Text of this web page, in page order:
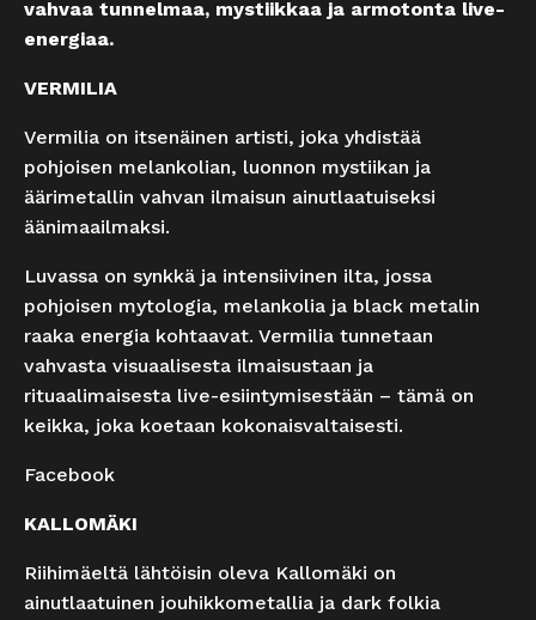
vahvaa tunnelmaa, mystiikkaa ja armotonta live-
energiaa.
VERMILIA
Vermilia on itsenäinen artisti, joka yhdistää
pohjoisen melankolian, luonnon mystiikan ja
äärimetallin vahvan ilmaisun ainutlaatuiseksi
äänimaailmaksi.
Luvassa on synkkä ja intensiivinen ilta, jossa
pohjoisen mytologia, melankolia ja black metalin
raaka energia kohtaavat. Vermilia tunnetaan
vahvasta visuaalisesta ilmaisustaan ja
rituaalimaisesta live-esiintymisestään – tämä on
keikka, joka koetaan kokonaisvaltaisesti.
Facebook
KALLOMÄKI
Riihimäeltä lähtöisin oleva Kallomäki on
ainutlaatuinen jouhikkometallia ja dark folkia